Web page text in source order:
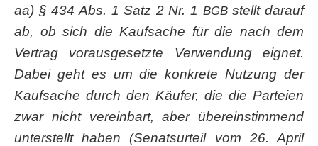
aa) § 434 Abs. 1 Satz 2 Nr. 1 BGBstellt dar­auf
ab, ob sich die Kauf­sa­che für die nach dem
Ver­trag vor­aus­ge­setz­te Ver­wen­dung eig­net.
Dabei geht es um die kon­kre­te Nut­zung der
Kauf­sa­che durch den Käu­fer, die die Par­tei­en
zwar nicht ver­ein­bart, aber über­ein­stim­mend
unter­stellt haben (Senats­ur­teil vom 26. April